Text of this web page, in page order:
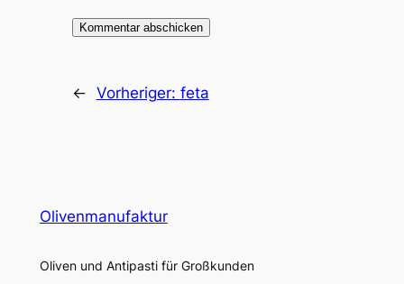
← Vorheriger: feta
Olivenmanufaktur
Oliven und Antipasti für Großkunden